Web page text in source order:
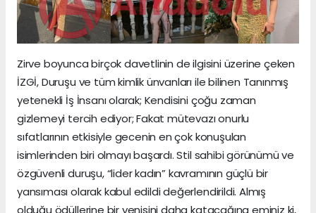
Zirve boyunca birçok davetlinin de ilgisini üzerine çeken
İZGİ, Duruşu ve tüm kimlik ünvanları ile bilinen Tanınmış
yetenekli İş İnsanı olarak; Kendisini çoğu zaman
gizlemeyi tercih ediyor; Fakat mütevazı onurlu
sıfatlarının etkisiyle gecenin en çok konuşulan
isimlerinden biri olmayı başardı. Stil sahibi görünümü ve
özgüvenli duruşu, “lider kadın” kavramının güçlü bir
yansıması olarak kabul edildi değerlendirildi. Almış
olduğu ödüllerine bir yenisini daha katacağına eminiz ki,